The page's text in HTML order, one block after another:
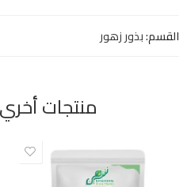
القسم:بذور زهور
منتجات